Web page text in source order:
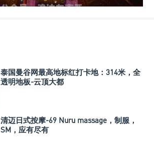
泰国曼谷网最高地标红打卡地：314米，全
透明地板-云顶大都
清迈日式按摩-69 Nuru massage，制服，
SM，应有尽有